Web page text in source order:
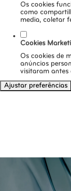
Os cookies
como
media, coletar
Cookies
Os cookies de
anúncios
visitaram antes
Ajustar preferências